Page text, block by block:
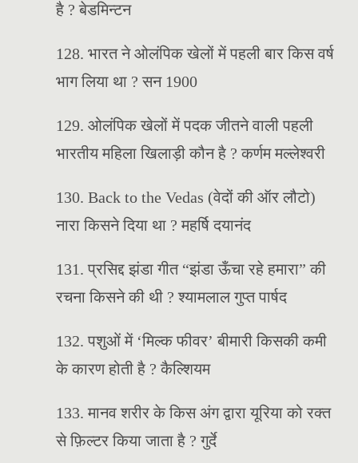
है ? बेडमिन्टन
128. भारत ने ओलंपिक खेलों में पहली बार किस वर्ष
भाग लिया था ? सन 1900
129. ओलंपिक खेलों में पदक जीतने वाली पहली
भारतीय महिला खिलाड़ी कौन है ? कर्णम मल्लेश्वरी
130. Back to the Vedas (वेदों की ऑर लौटो)
नारा किसने दिया था ? महर्षि दयानंद
131. प्रसिद्द झंडा गीत “झंडा ऊँचा रहे हमारा” की
रचना किसने की थी ? श्यामलाल गुप्त पार्षद
132. पशुओं में ‘मिल्क फीवर’ बीमारी किसकी कमी
के कारण होती है ? कैल्शियम
133. मानव शरीर के किस अंग द्वारा यूरिया को रक्त
से फ़िल्टर किया जाता है ? गुर्दे